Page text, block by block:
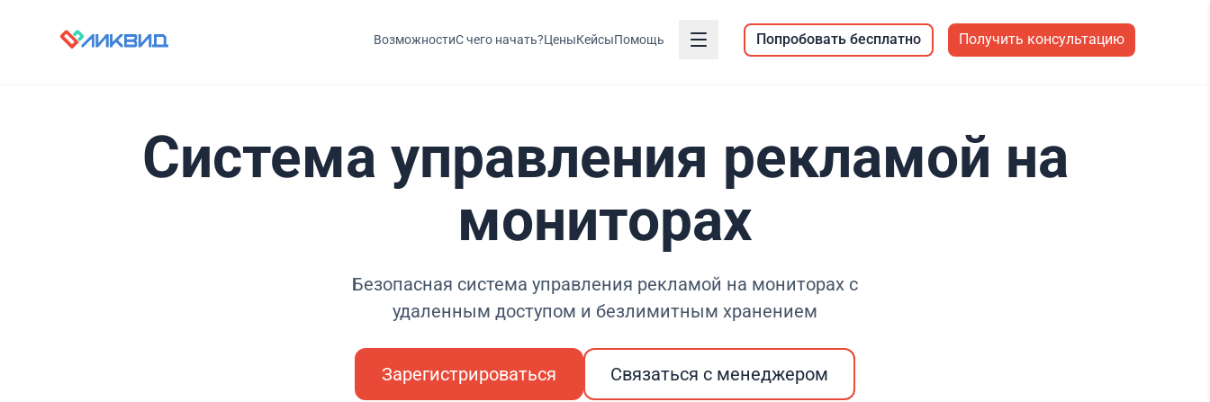
ВозможностиС чего начать?ЦеныКейсыПомощь Попробовать бесплатно Получить консультацию
Система управления рекламой на
мониторах
Безопасная система управления рекламой на мониторах с
удаленным доступом и безлимитным хранением
Зарегистрироваться Связаться с менеджером